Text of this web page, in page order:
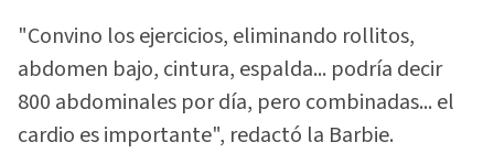
"Convino los ejercicios, eliminando rollitos,
abdomen bajo, cintura, espalda... podría decir
800 abdominales por día, pero combinadas... el
cardio es importante", redactó la Barbie.